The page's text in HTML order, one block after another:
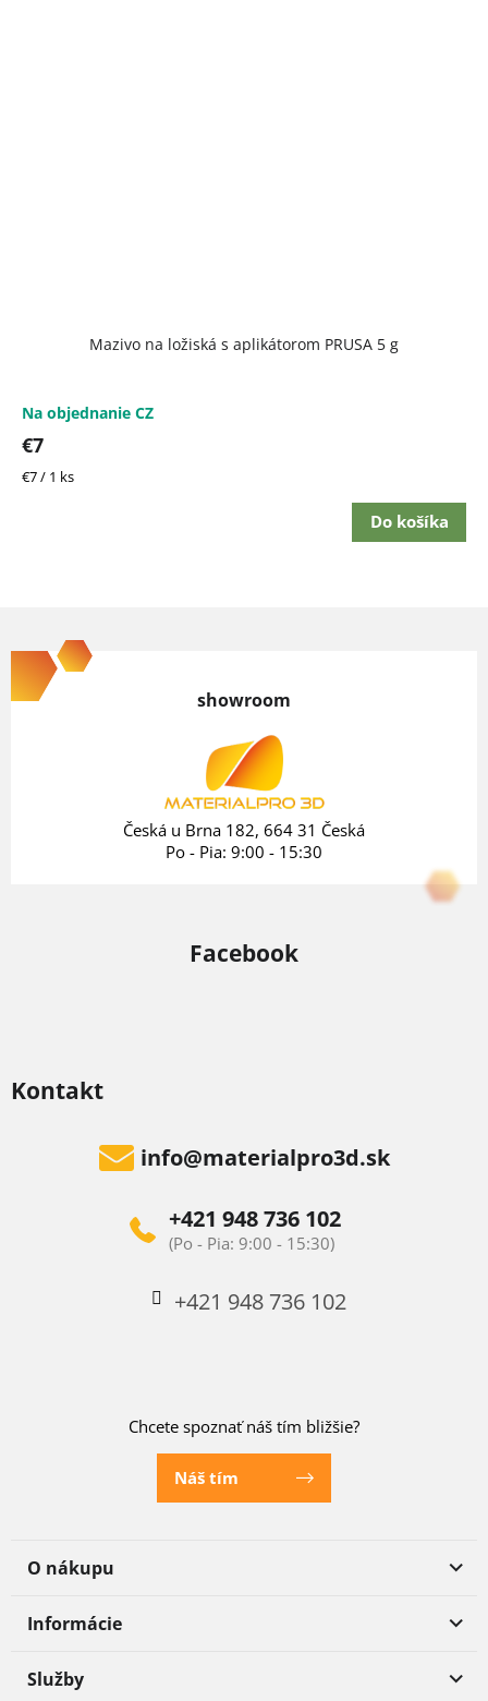
Mazivo na ložiská s aplikátorom PRUSA 5 g
Na objednanie CZ
€7
Jednotková
€7 / 1 ks
Do košíka
á
p
Kontakt
info@materialpro3d.sk
+421 948 736 102
+421 948 736 102
Chcete spoznať náš tím bližšie?
Náš tím
O nákupu
Informácie
Služby
showroom
Česká u Brna 182, 664 31 Česká
Po - Pia: 9:00 - 15:30
Facebook